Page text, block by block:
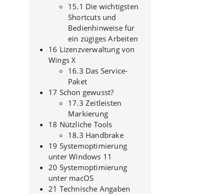
15.1 Die wichtigsten
Shortcuts und
Bedienhinweise für
ein zügiges Arbeiten
16 Lizenzverwaltung von
Wings X
16.3 Das Service-
Paket
17 Schon gewusst?
17.3 Zeitleisten
Markierung
18 Nützliche Tools
18.3 Handbrake
19 Systemoptimierung
unter Windows 11
20 Systemoptimierung
unter macOS
21 Technische Angaben